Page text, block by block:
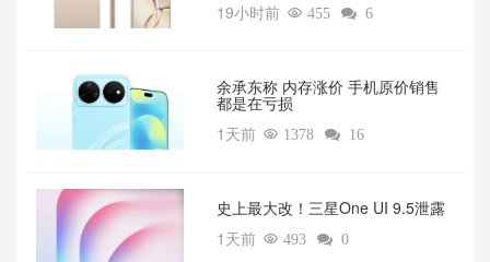
19小时前  455  6
余承东称 内存涨价 手机原价销售
都是在亏损
1天前  1378  16
‌史上最大改！三星One UI 9.5泄露
1天前  493  0